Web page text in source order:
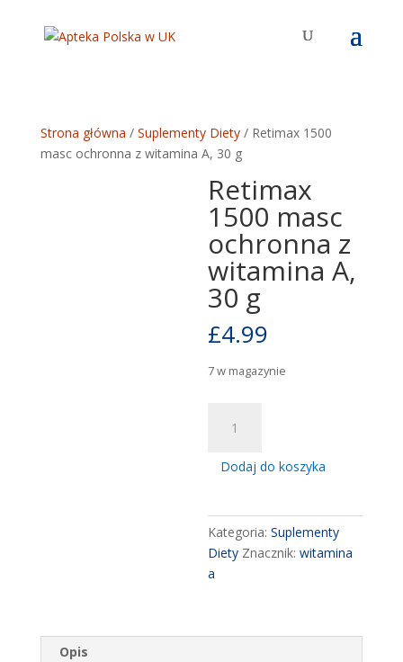
Strona główna / Suplementy Diety/ Retimax 1500
masc ochronna z witamina A, 30 g
Retimax
1500 masc
ochronna z
witamina A,
30 g
£4.99
7 w magazynie
Retimax
masc
z
witamina
A,
30
Dodaj do koszyka
Kategoria:Suplementy
Diety Znacznik:witamina
a
Opis